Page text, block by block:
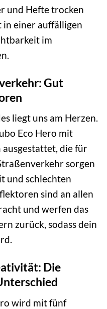
und Hefte trocken
in einer auffälligen
im
Gut
liegt uns am Herzen.
Eco Hero mit
die für
sorgen
und schlechten
sind an allen
und werfen das
zurück, sodass dein
Die
wird mit fünf